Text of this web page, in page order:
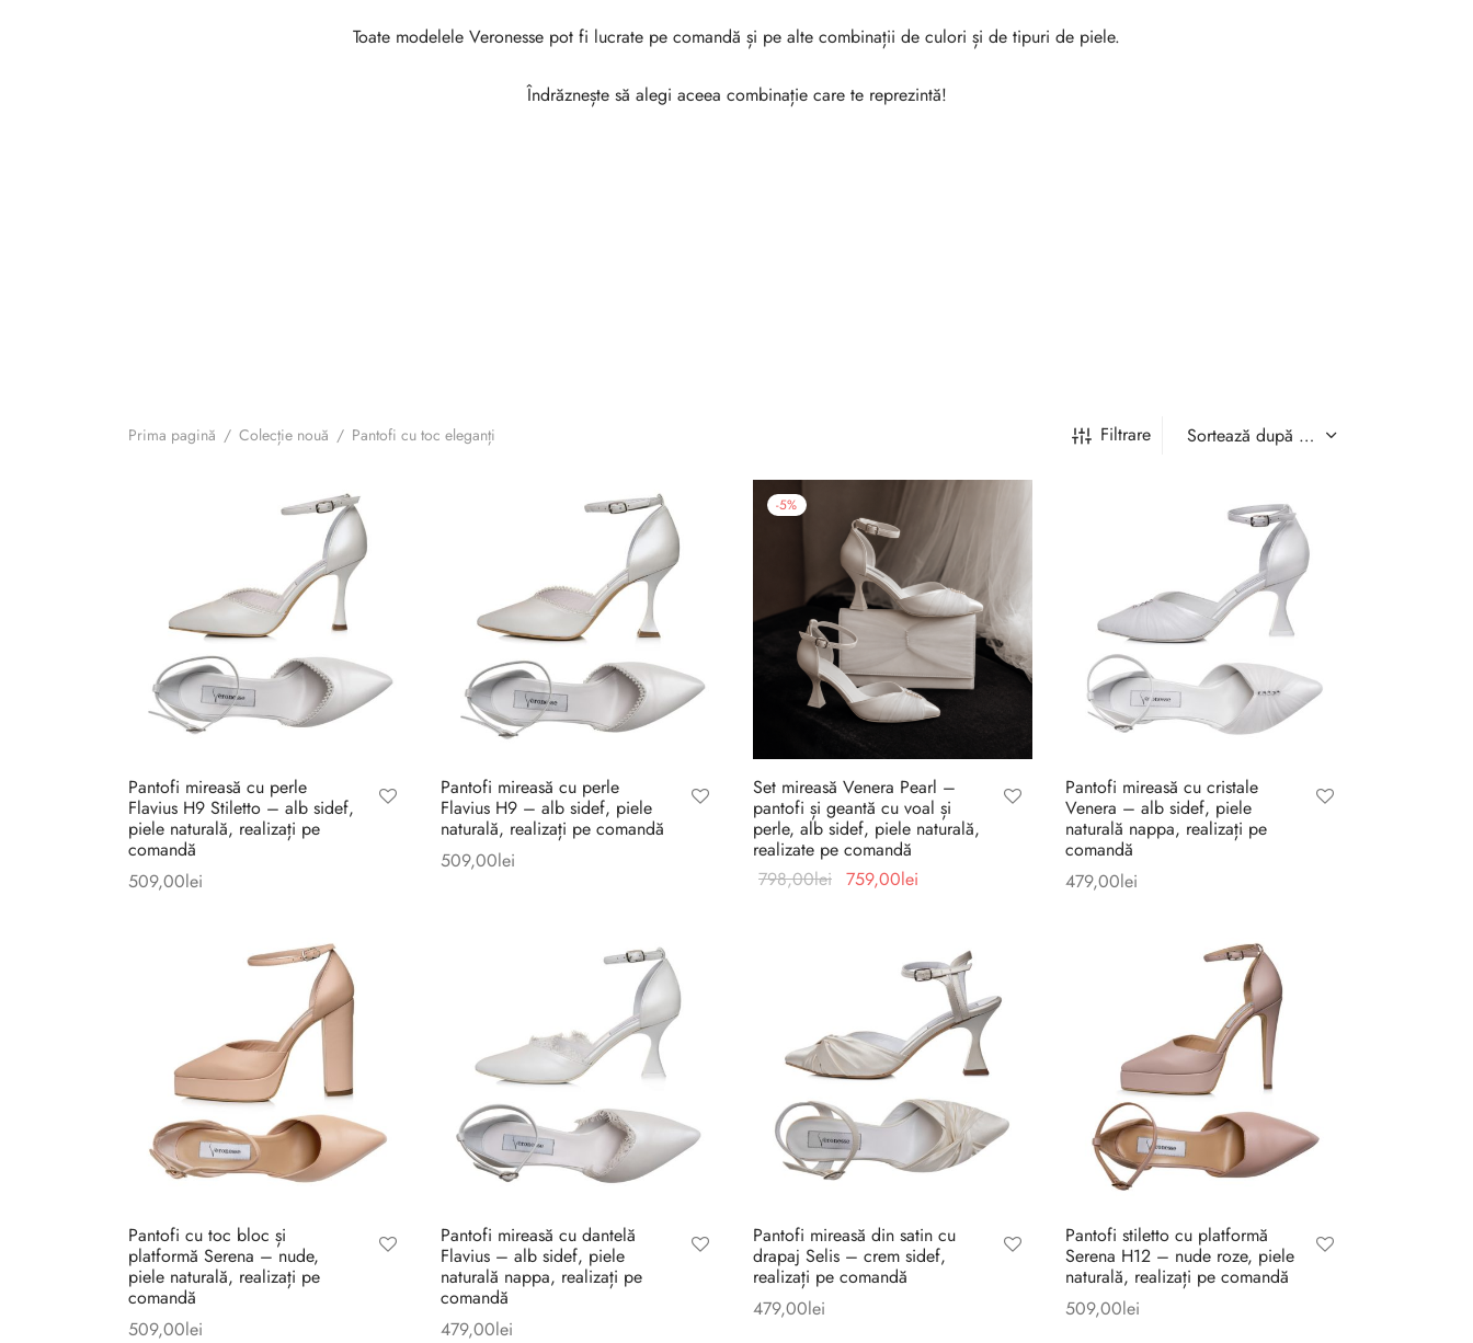
Toate modelele Veronesse pot fi lucrate pe comandă și pe alte combinații de culori și de tipuri de piele.
Îndrăznește să alegi aceea combinație care te reprezintă!
Prima pagină / Colecție nouă / Pantofi cu toc eleganți Filtrare
Pantofi mireasă cu perle
Flavius H9 Stiletto – alb sidef,
piele naturală, realizați pe
comandă
509,00lei
Pantofi mireasă cu perle
Flavius H9 – alb sidef, piele
naturală, realizați pe comandă
509,00lei
-5%
Set mireasă Venera Pearl –
pantofi și geantă cu voal și
perle, alb sidef, piele naturală,
realizate pe comandă
798,00lei Prețul
798,00lei.
759,00lei
759,00lei.
Pantofi mireasă cu cristale
Venera – alb sidef, piele
naturală nappa, realizați pe
comandă
479,00lei
Pantofi cu toc bloc și
platformă Serena – nude,
piele naturală, realizați pe
comandă
509,00lei
Pantofi mireasă cu dantelă
Flavius – alb sidef, piele
naturală nappa, realizați pe
comandă
479,00lei
Pantofi mireasă din satin cu
drapaj Selis – crem sidef,
realizați pe comandă
479,00lei
Pantofi stiletto cu platformă
Serena H12 – nude roze, piele
naturală, realizați pe comandă
509,00lei